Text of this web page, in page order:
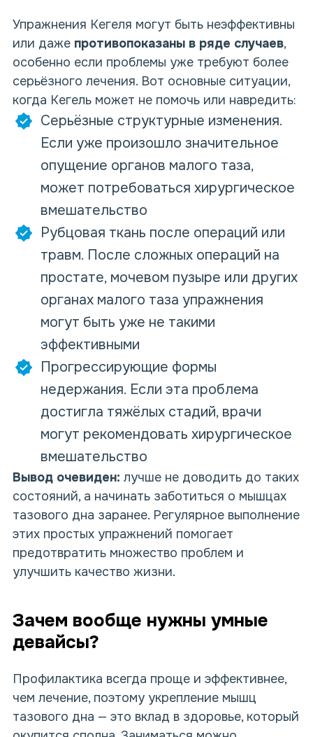
Упражнения Кегеля могут быть неэффективны
или даже противопоказаны в ряде случаев,
особенно если проблемы уже требуют более
серьёзного лечения. Вот основные ситуации,
когда Кегель может не помочь или навредить:
Серьёзные структурные изменения.
Если уже произошло значительное
опущение органов малого таза,
может потребоваться хирургическое
вмешательство
Рубцовая ткань после операций или
травм. После сложных операций на
простате, мочевом пузыре или других
органах малого таза упражнения
могут быть уже не такими
эффективными
Прогрессирующие формы
недержания. Если эта проблема
достигла тяжёлых стадий, врачи
могут рекомендовать хирургическое
вмешательство
Вывод очевиден: лучше не доводить до таких
состояний, а начинать заботиться о мышцах
тазового дна заранее. Регулярное выполнение
этих простых упражнений помогает
предотвратить множество проблем и
улучшить качество жизни.
Зачем вообще нужны умные
девайсы?
Профилактика всегда проще и эффективнее,
чем лечение, поэтому укрепление мышц
тазового дна — это вклад в здоровье, который